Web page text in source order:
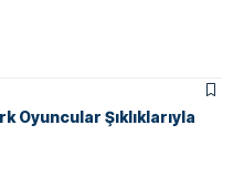
Oyuncular Şıklıklarıyla